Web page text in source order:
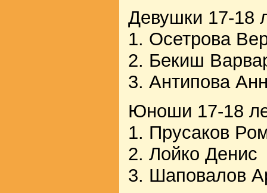
Девушки 17-18
1. Осетрова
2. Бекиш
3. Антипова
Юноши 17-18
1. Прусаков
2. Лойко Денис
3. Шаповалов